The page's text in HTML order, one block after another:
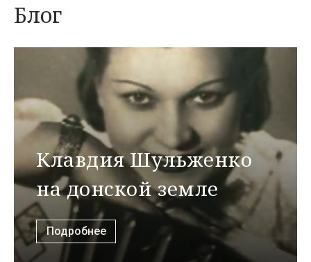
Блог
Клавдия Шульженко
на донской земле
Подробнее